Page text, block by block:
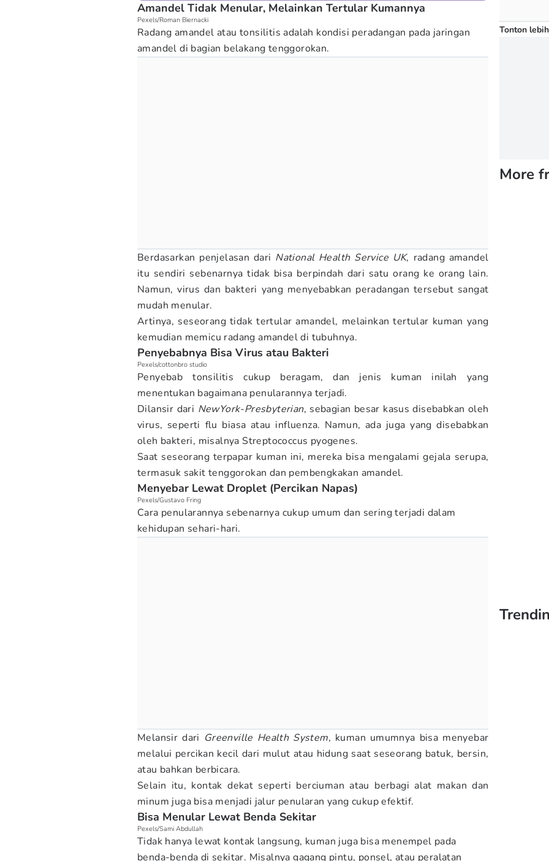
Amandel Tidak Menular, Melainkan Tertular Kumannya
Pexels/Roman Biernacki
Radang amandel atau tonsilitis adalah kondisi peradangan pada jaringan
amandel di bagian belakang tenggorokan.
Berdasarkan penjelasan dari National Health Service UK, radang amandel
itu sendiri sebenarnya tidak bisa berpindah dari satu orang ke orang lain.
Namun, virus dan bakteri yang menyebabkan peradangan tersebut sangat
mudah menular.
Artinya, seseorang tidak tertular amandel, melainkan tertular kuman yang
kemudian memicu radang amandel di tubuhnya.
Penyebabnya Bisa Virus atau Bakteri
Pexels/cottonbro studio
Penyebab tonsilitis cukup beragam, dan jenis kuman inilah yang
menentukan bagaimana penularannya terjadi.
Dilansir dari NewYork-Presbyterian, sebagian besar kasus disebabkan oleh
virus, seperti flu biasa atau influenza. Namun, ada juga yang disebabkan
oleh bakteri, misalnya Streptococcus pyogenes.
Saat seseorang terpapar kuman ini, mereka bisa mengalami gejala serupa,
termasuk sakit tenggorokan dan pembengkakan amandel.
Menyebar Lewat Droplet (Percikan Napas)
Pexels/Gustavo Fring
Cara penularannya sebenarnya cukup umum dan sering terjadi dalam
kehidupan sehari-hari.
Melansir dari Greenville Health System, kuman umumnya bisa menyebar
melalui percikan kecil dari mulut atau hidung saat seseorang batuk, bersin,
atau bahkan berbicara.
Selain itu, kontak dekat seperti berciuman atau berbagi alat makan dan
minum juga bisa menjadi jalur penularan yang cukup efektif.
Bisa Menular Lewat Benda Sekitar
Pexels/Sami Abdullah
Tidak hanya lewat kontak langsung, kuman juga bisa menempel pada
benda-benda di sekitar. Misalnya gagang pintu, ponsel, atau peralatan
Tonton
More